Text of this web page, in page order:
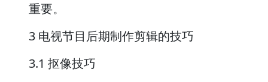
重要。
3 电视节目后期制作剪辑的技巧
3.1 抠像技巧